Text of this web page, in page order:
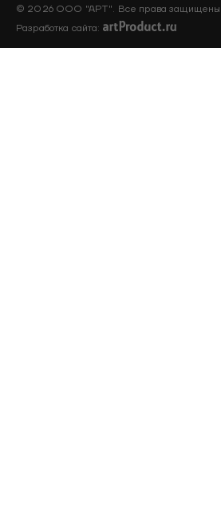
© 2026 ООО "АРТ". Все права защищены
Разработка сайта: